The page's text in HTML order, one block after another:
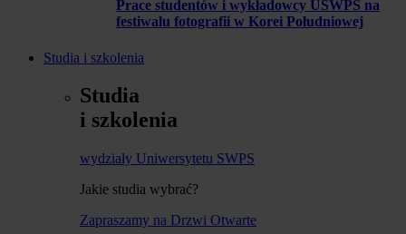
Prace studentów i wykładowcy USWPS na
festiwalu fotografii w Korei Południowej
Studia i szkolenia
Studia
i szkolenia
wydziały Uniwersytetu SWPS
Jakie studia wybrać?
Zapraszamy na Drzwi Otwarte